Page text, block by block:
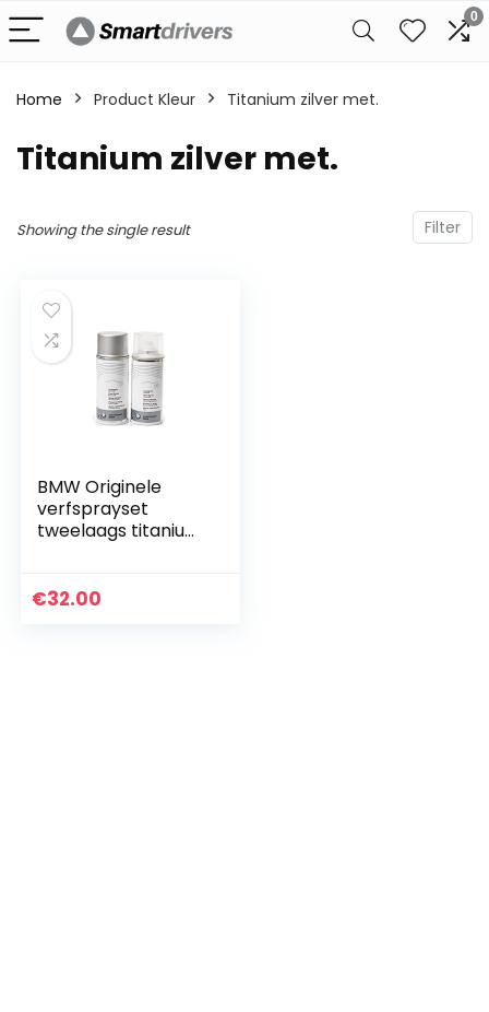
0
Home Product Kleur ‎Titanium zilver met.
‎Titanium zilver met.
Filter
Showing the single result
BMW Originele
verfsprayset
tweelaags titanium
€32.00